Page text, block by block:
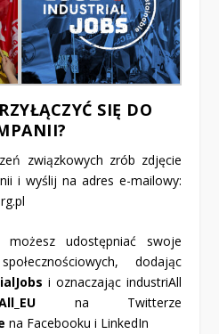
SIĘ DO
związkowych zrób zdjęcie
i wyślij na adres e-mailowy:
możesz udostępniać swoje
dodając
i oznaczając industriAll
na Twitterze
na Facebooku i LinkedIn